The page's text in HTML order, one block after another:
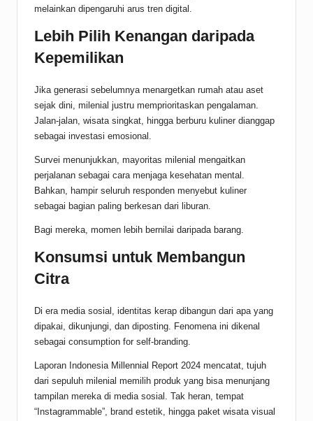
melainkan dipengaruhi arus tren digital.
Lebih Pilih Kenangan daripada
Kepemilikan
Jika generasi sebelumnya menargetkan rumah atau aset
sejak dini, milenial justru memprioritaskan pengalaman.
Jalan-jalan, wisata singkat, hingga berburu kuliner dianggap
sebagai investasi emosional.
Survei menunjukkan, mayoritas milenial mengaitkan
perjalanan sebagai cara menjaga kesehatan mental.
Bahkan, hampir seluruh responden menyebut kuliner
sebagai bagian paling berkesan dari liburan.
Bagi mereka, momen lebih bernilai daripada barang.
Konsumsi untuk Membangun
Citra
Di era media sosial, identitas kerap dibangun dari apa yang
dipakai, dikunjungi, dan diposting. Fenomena ini dikenal
sebagai consumption for self-branding.
Laporan Indonesia Millennial Report 2024 mencatat, tujuh
dari sepuluh milenial memilih produk yang bisa menunjang
tampilan mereka di media sosial. Tak heran, tempat
“Instagrammable”, brand estetik, hingga paket wisata visual